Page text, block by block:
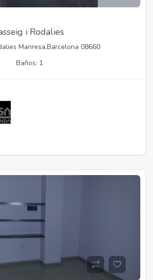
i Rodalies
Manresa,Barcelona 08660
Baños: 1